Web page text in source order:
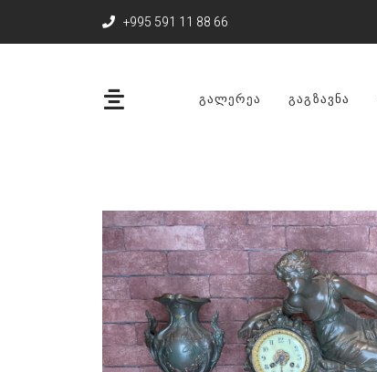
+995 591 11 88 66
ᲒᲐᲚᲔᲠᲔᲐ ᲒᲐᲒᲖᲐᲕᲜᲐ